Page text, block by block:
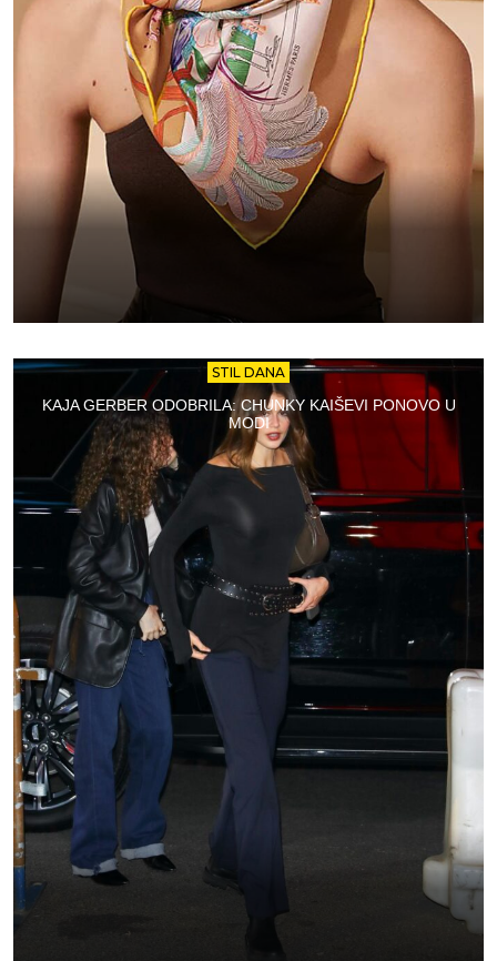
STIL DANA
KAJA GERBER ODOBRILA: CHUNKY KAIŠEVI PONOVO U
MODI